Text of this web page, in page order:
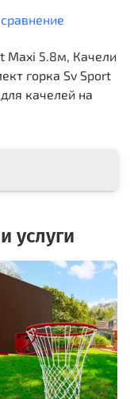
Maxi 5.8м, Качели
горка Sv Sport
качелей на
услуги